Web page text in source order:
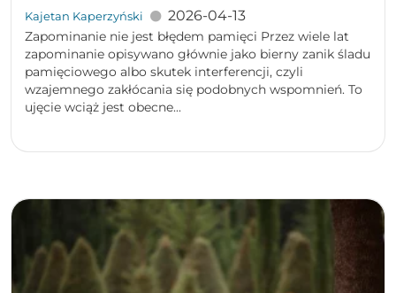
Kajetan Kaperzyński 2026-04-13
Zapominanie nie jest błędem pamięci Przez wiele lat
zapominanie opisywano głównie jako bierny zanik śladu
pamięciowego albo skutek interferencji, czyli
wzajemnego zakłócania się podobnych wspomnień. To
ujęcie wciąż jest obecne...